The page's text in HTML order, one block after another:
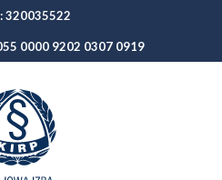
320035522
0000 9202 0307 0919